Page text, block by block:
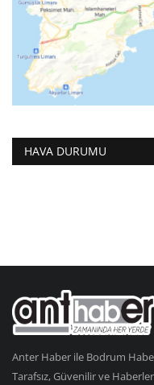
HAVA DURUMU
Anter Haber ile Bodrum
Tarafsız, Güvenilir ve